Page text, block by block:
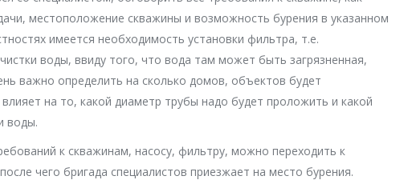
местоположение скважины и возможность бурения в указанном
имеется необходимость установки фильтра, т.е.
воды, ввиду того, что вода там может быть загрязненная,
важно определить на сколько домов, объектов будет
на то, какой диаметр трубы надо будет проложить и какой
воды.
к скважинам, насосу, фильтру, можно переходить к
чего бригада специалистов приезжает на место бурения.